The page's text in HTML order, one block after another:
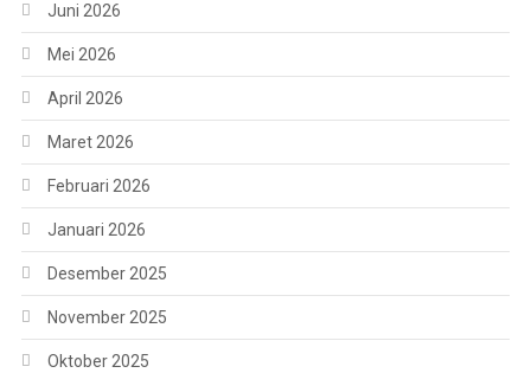
Juni 2026
Mei 2026
April 2026
Maret 2026
Februari 2026
Januari 2026
Desember 2025
November 2025
Oktober 2025